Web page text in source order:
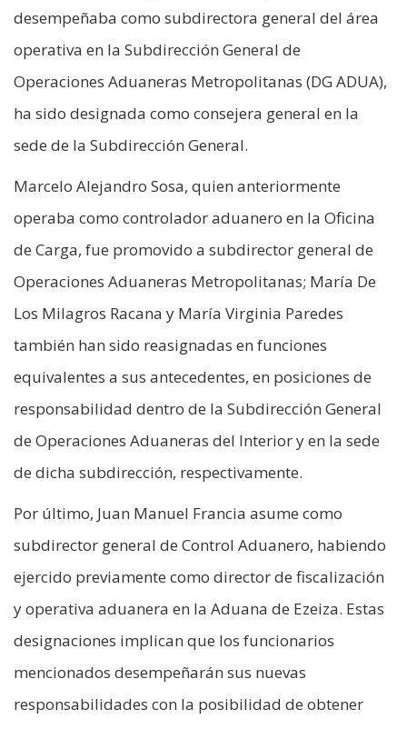
desempeñaba como subdirectora general del área
operativa en la Subdirección General de
Operaciones Aduaneras Metropolitanas (DG ADUA),
ha sido designada como consejera general en la
sede de la Subdirección General.
Marcelo Alejandro Sosa, quien anteriormente
operaba como controlador aduanero en la Oficina
de Carga, fue promovido a subdirector general de
Operaciones Aduaneras Metropolitanas; María De
Los Milagros Racana y María Virginia Paredes
también han sido reasignadas en funciones
equivalentes a sus antecedentes, en posiciones de
responsabilidad dentro de la Subdirección General
de Operaciones Aduaneras del Interior y en la sede
de dicha subdirección, respectivamente.
Por último, Juan Manuel Francia asume como
subdirector general de Control Aduanero, habiendo
ejercido previamente como director de fiscalización
y operativa aduanera en la Aduana de Ezeiza. Estas
designaciones implican que los funcionarios
mencionados desempeñarán sus nuevas
responsabilidades con la posibilidad de obtener